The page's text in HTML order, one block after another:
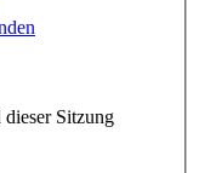
Sitzung